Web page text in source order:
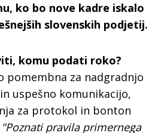
ko bo nove kadre iskalo
slovenskih podjetij.
komu podati roko?
pomembna za nadgradnjo
uspešno komunikacijo,
za protokol in bonton
"Poznati pravila primernega